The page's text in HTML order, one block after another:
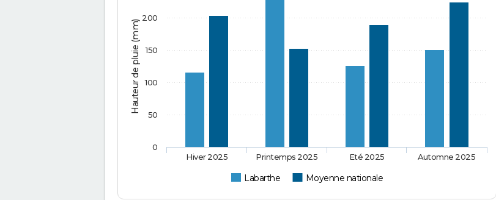
Hauteur de pluie (mm)
Labarthe Moyenne nationale
Hiver 2025 Printemps 2025 Eté 2025 Automne 2025
0
50
100
150
200